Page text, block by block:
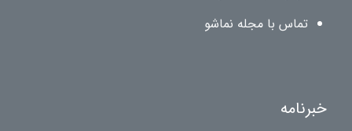
تماس با مجله نماشو
خبرنامه